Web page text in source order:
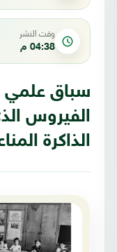
وقت النشر
04:38 م
سباق علمي
الفيروس
الذاكرة